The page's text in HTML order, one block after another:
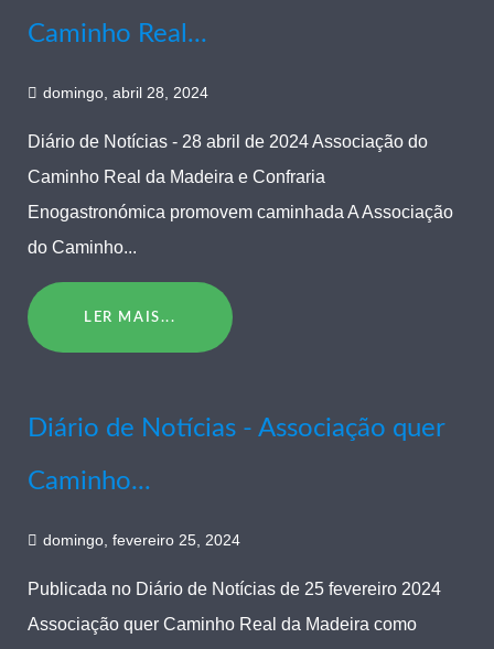
Caminho Real...
domingo, abril 28, 2024
Diário de Notícias - 28 abril de 2024 Associação do
Caminho Real da Madeira e Confraria
Enogastronómica promovem caminhada A Associação
do Caminho...
LER MAIS...
Diário de Notícias - Associação quer
Caminho...
domingo, fevereiro 25, 2024
Publicada no Diário de Notícias de 25 fevereiro 2024
Associação quer Caminho Real da Madeira como